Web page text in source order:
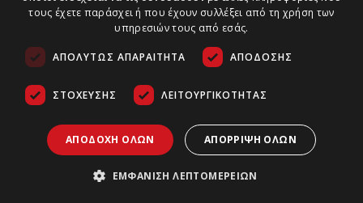
τους έχετε παράσχει ή που έχουν συλλέξει από τη χρήση των
υπηρεσιών τους από εσάς.
ΑΠΟΛΎΤΩΣ ΑΠΑΡΑΊΤΗΤΑ ΑΠΌΔΟΣΗΣ
ΣΤΌΧΕΥΣΗΣ ΛΕΙΤΟΥΡΓΙΚΌΤΗΤΑΣ
ΑΠΟΔΟΧΉ ΌΛΩΝ ΑΠΌΡΡΙΨΗ ΌΛΩΝ
ΕΜΦΆΝΙΣΗ ΛΕΠΤΟΜΕΡΕΙΏΝ